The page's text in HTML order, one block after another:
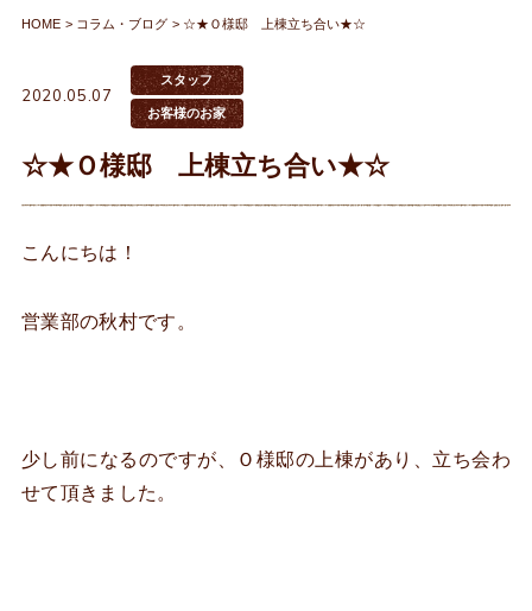
HOME コラム・ブログ ☆★Ｏ様邸 上棟立ち合い★☆
2020.05.07
スタッフ
お客様のお家
☆★Ｏ様邸 上棟立ち合い★☆
こんにちは！
営業部の秋村です。
少し前になるのですが、Ｏ様邸の上棟があり、立ち会わ
せて頂きました。